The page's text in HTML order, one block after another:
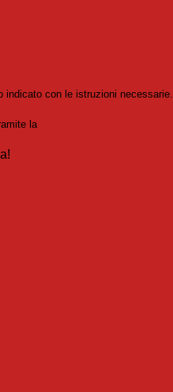
indicato con le istruzioni necessarie.
la